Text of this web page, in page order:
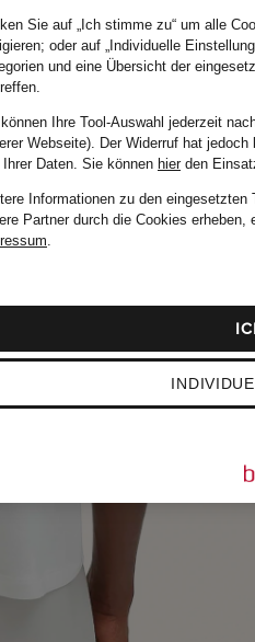
Sie auf „Ich stimme zu“ um alle
oder auf „Individuelle
und eine Übersicht der
Ihre Tool-Auswahl jederzeit
Webseite). Der Widerruf hat
Ihrer Daten. Sie können hierden
Informationen zu den eingesetzten
Partner durch die Cookies erheben,
.